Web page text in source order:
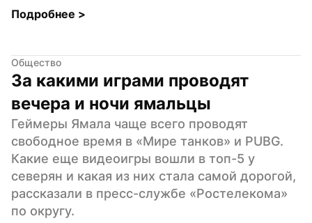
Подробнее >
Общество
За какими играми проводят
вечера и ночи ямальцы
Геймеры Ямала чаще всего проводят
свободное время в «Мире танков» и PUBG.
Какие еще видеоигры вошли в топ-5 у
северян и какая из них стала самой дорогой,
рассказали в пресс-службе «Ростелекома»
по округу.